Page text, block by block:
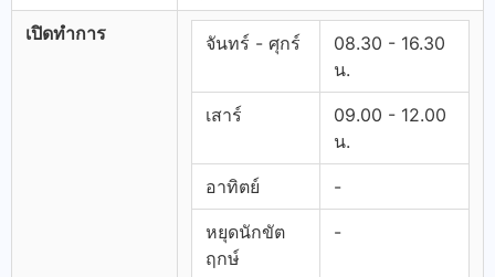
เปิดทำการ จันทร์ - ศุกร์
08.30 - 16.30
น.
เสาร์
09.00 - 12.00
น.
อาทิตย์ -
หยุดนักขัต
ฤกษ์
-